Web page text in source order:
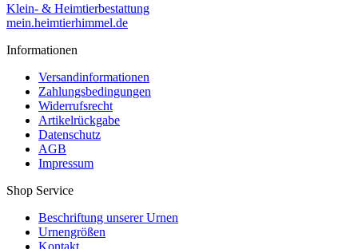
Klein- & Heimtierbestattung
mein.heimtierhimmel.de
Informationen
Versandinformationen
Zahlungsbedingungen
Widerrufsrecht
Artikelrückgabe
Datenschutz
AGB
Impressum
Shop Service
Beschriftung unserer Urnen
Urnengrößen